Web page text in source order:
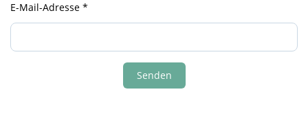
E-Mail-Adresse *
Senden